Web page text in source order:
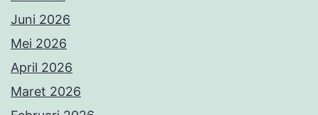
Juni 2026
Mei 2026
April 2026
Maret 2026